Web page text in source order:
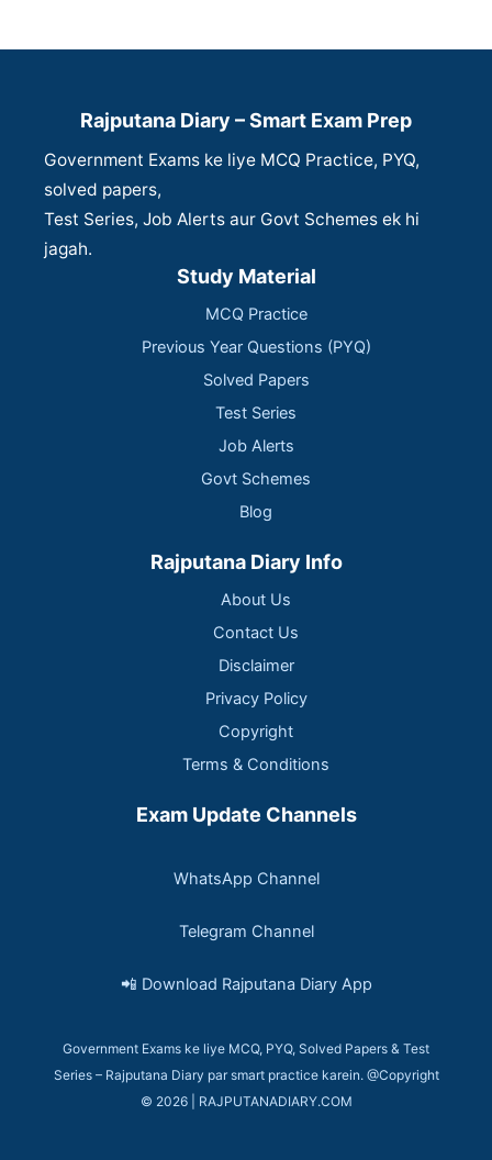
Rajputana Diary – Smart Exam Prep
Government Exams ke liye MCQ Practice, PYQ,
solved papers,
Test Series, Job Alerts aur Govt Schemes ek hi
jagah.
Study Material
MCQ Practice
Previous Year Questions (PYQ)
Solved Papers
Test Series
Job Alerts
Govt Schemes
Blog
Rajputana Diary Info
About Us
Contact Us
Disclaimer
Privacy Policy
Copyright
Terms & Conditions
Exam Update Channels
WhatsApp Channel
Telegram Channel
📲 Download Rajputana Diary App
Government Exams ke liye MCQ, PYQ, Solved Papers & Test
Series – Rajputana Diary par smart practice karein. @Copyright
© 2026 | RAJPUTANADIARY.COM